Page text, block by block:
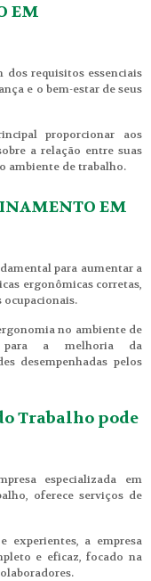
EM
dos requisitos essenciais
e o bem-estar de seus
proporcionar aos
a relação entre suas
ambiente de trabalho.
EM
para aumentar a
ergonômicas corretas,
ocupacionais.
no ambiente de
para a melhoria da
desempenhadas pelos
Trabalho pode
especializada em
oferece serviços de
experientes, a empresa
e eficaz, focado na